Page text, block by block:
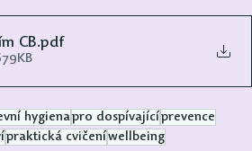
CB.pdf
hygienapro dospívající prevence
praktická cvičení wellbeing